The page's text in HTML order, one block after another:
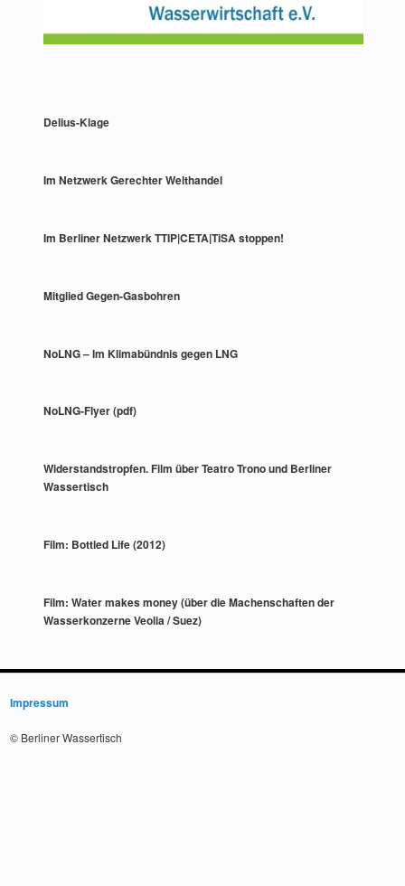
Delius-Klage
Im Netzwerk Gerechter Welthandel
Im Berliner Netzwerk TTIP|CETA|TiSA stoppen!
Mitglied Gegen-Gasbohren
NoLNG – Im Klimabündnis gegen LNG
NoLNG-Flyer (pdf)
Widerstandstropfen. Film über Teatro Trono und Berliner
Wassertisch
Film: Bottled Life (2012)
Film: Water makes money (über die Machenschaften der
Wasserkonzerne Veolia / Suez)
Impressum
© Berliner Wassertisch